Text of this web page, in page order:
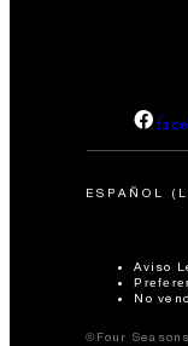
Aviso
No
©Four